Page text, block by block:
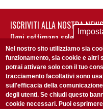
ISCRIVITI ALLA NOSTRA
Ogni settimana
non perderti gli
Nel nostro sito utilizziamo sia
funzionamento, sia cookie e
potrai attivare solo con il tuo
tracciamento facoltativi sono
sull'efficacia della
degli utenti. Se chiudi questo
cookie necessari. Puoi